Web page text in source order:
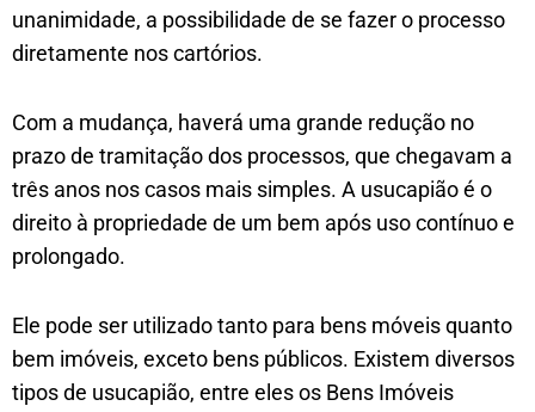
unanimidade, a possibilidade de se fazer o processo
diretamente nos cartórios.
Com a mudança, haverá uma grande redução no
prazo de tramitação dos processos, que chegavam a
três anos nos casos mais simples. A usucapião é o
direito à propriedade de um bem após uso contínuo e
prolongado.
Ele pode ser utilizado tanto para bens móveis quanto
bem imóveis, exceto bens públicos. Existem diversos
tipos de usucapião, entre eles os Bens Imóveis